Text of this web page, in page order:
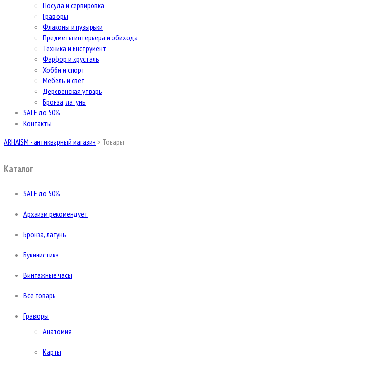
Посуда и сервировка
Гравюры
Флаконы и пузырьки
Предметы интерьера и обихода
Техника и инструмент
Фарфор и хрусталь
Хобби и спорт
Мебель и свет
Деревенская утварь
Бронза, латунь
SALE до 50%
Контакты
ARHAISM - антикварный магазин > Товары
Каталог
SALE до 50%
Архаизм рекомендует
Бронза, латунь
Букинистика
Винтажные часы
Все товары
Гравюры
Анатомия
Карты